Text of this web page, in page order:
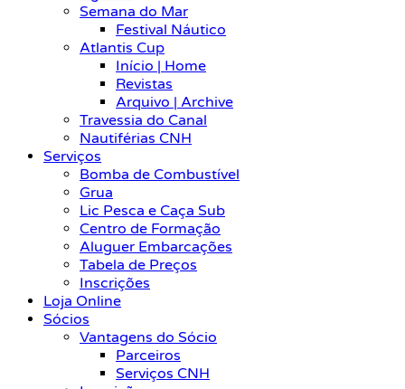
Semana do Mar
Festival Náutico
Atlantis Cup
Início | Home
Revistas
Arquivo | Archive
Travessia do Canal
Nautiférias CNH
Serviços
Bomba de Combustível
Grua
Lic Pesca e Caça Sub
Centro de Formação
Aluguer Embarcações
Tabela de Preços
Inscrições
Loja Online
Sócios
Vantagens do Sócio
Parceiros
Serviços CNH